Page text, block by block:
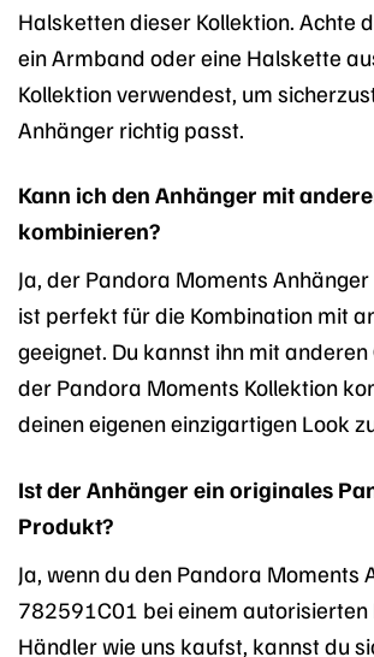
Halsketten dieser Kollektion. Achte
ein Armband oder eine Halskette
Kollektion verwendest, um
Anhänger richtig passt.
Kann ich den Anhänger mit
kombinieren?
Ja, der Pandora Moments
ist perfekt für die Kombination mit
geeignet. Du kannst ihn mit
der Pandora Moments Kollektion
deinen eigenen einzigartigen Look
Ist der Anhänger ein originales
Produkt?
Ja, wenn du den Pandora Moments
782591C01 bei einem autorisierten
Händler wie uns kaufst, kannst du